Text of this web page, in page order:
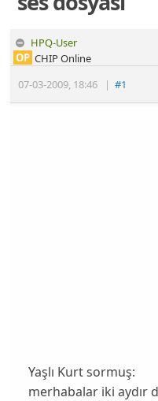
HPQ-User
07-03-2009, 18:46 |#1
OP CHIP Online
Yaşlı Kurt sormuş:
merhabalar iki aydır